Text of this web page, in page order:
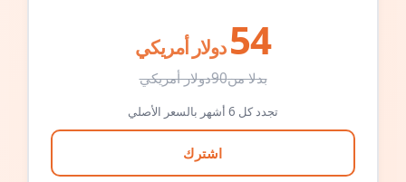
54 دولار أمريكي
بدلا من90دولار أمريكي
تجدد كل 6 أشهر بالسعر الأصلي
اشترك